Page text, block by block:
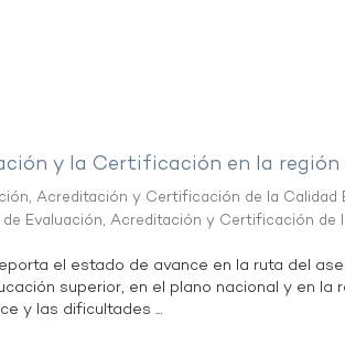
y la Certificación en la región
Acreditación y Certificación de la Calidad
Evaluación, Acreditación y Certificación de
el estado de avance en la ruta del
superior, en el plano nacional y en la
y las dificultades ...